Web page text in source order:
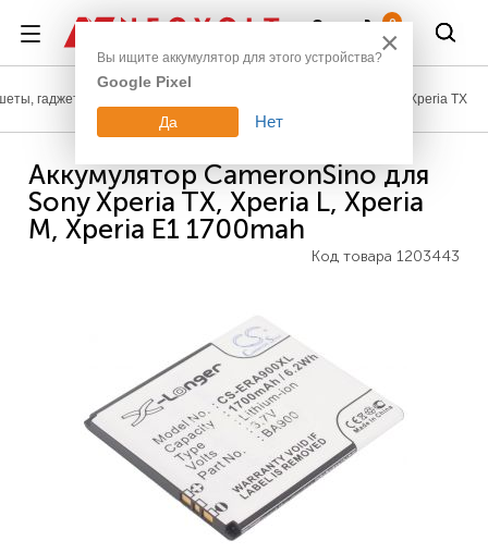
0
гаджеты Xperia TX
Аккумулятор CameronSino для
Sony Xperia TX, Xperia L, Xperia
M, Xperia E1 1700mah
Код товара 1203443
×
Вы ищите аккумулятор для этого устройства?
Google Pixel
Да Нет